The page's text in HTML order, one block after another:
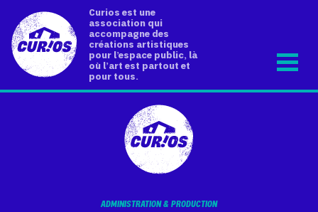
Curios est une
association qui
accompagne des
créations artistiques
pour l’espace public, là
où l’art est partout et
pour tous.
ADMINISTRATION & PRODUCTION